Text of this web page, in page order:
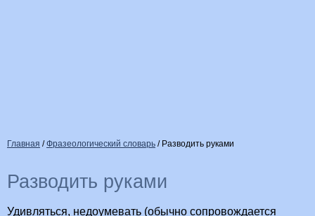
Главная /Фразеологический словарь / Разводить руками
Разводить руками
Удивляться, недоумевать (обычно сопровождается